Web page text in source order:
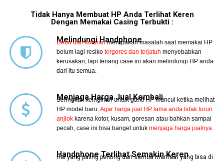
Tidak Hanya Membuat HP Anda Terlihat Keren
Dengan Memakai Casing Terbukti :
Melindungi Handphone
Debu dan kotoran merupakan masalah saat memakai HP
belum lagi resiko tergores dan terjatuh menyebabkan
kerusakan, tapi tenang case ini akan melindungi HP anda
dari itu semua.
Menjaga Harga Jual Kembali
Seringkali keinginan untuk ganti HP muncul ketika melihat
HP model baru.Agar harga jual HP lama anda tidak turun
anjlok karena kotor, kusam, goresan atau bahkan sampai
pecah, case ini bisa banget untukmenjaga harga jualnya.
Handphone Terlihat Semakin Keren
Hal yang paling penting dari semua manfaat yang bisa di